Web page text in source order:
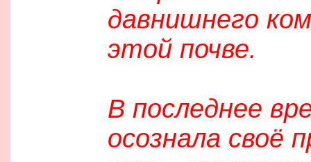
давнишнего
этой почве.
В последнее
осознала своё